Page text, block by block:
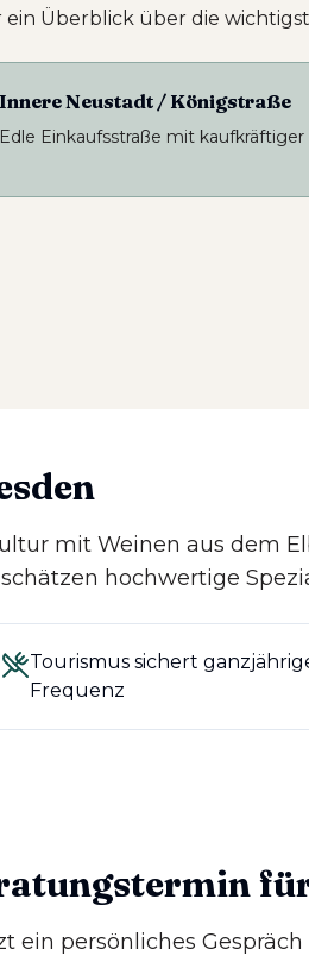
Überblick über die
Innere Neustadt / Königstraße
Edle Einkaufsstraße mit kaufkräftiger
mit Weinen aus dem
hochwertige
Tourismus sichert
Frequenz
ein persönliches